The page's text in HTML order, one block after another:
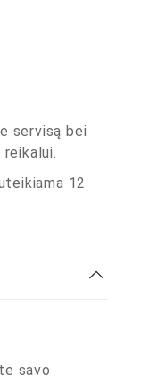
servisą bei
12
savo